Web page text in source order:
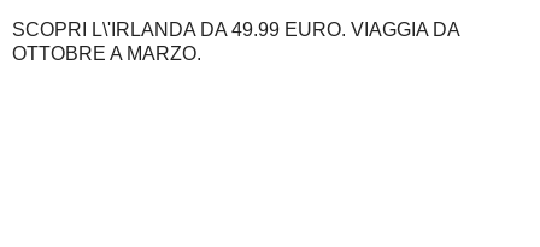
SCOPRI L\'IRLANDA DA 49.99 EURO. VIAGGIA DA
OTTOBRE A MARZO.